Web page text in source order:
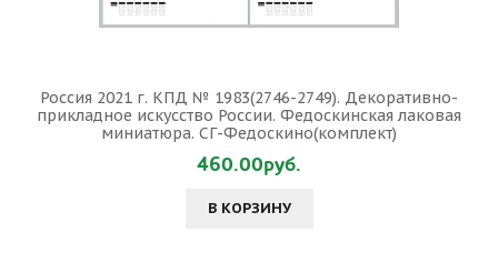
Россия 2021 г. КПД № 1983(2746-2749). Декоративно-
прикладное искусство России. Федоскинская лаковая
миниатюра. СГ-Федоскино(комплект)
460.00руб.
В КОРЗИНУ